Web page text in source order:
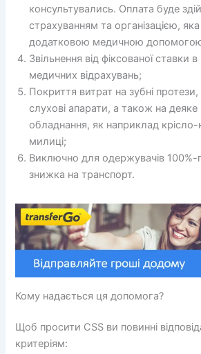
консультувались. Оплата буде
страхуванням та організацією,
додатковою медичною
Звільнення від фіксованої ставки в
медичних відрахувань;
Покриття витрат на зубні
слухові апарати, а також на
обладнання, як наприклад крісло-
милиці;
Виключно для одержувачів 100%-
знижка на транспорт.
Кому надається ця допомога?
Щоб просити CSS ви повинні
критеріям: